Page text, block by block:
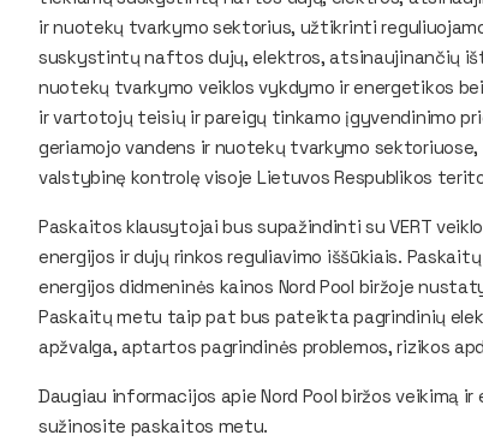
ir nuotekų tvarkymo sektorius, užtikrinti
suskystintų naftos dujų, elektros, atsinaujinančių
nuotekų tvarkymo veiklos vykdymo ir energetikos
ir vartotojų teisių ir pareigų tinkamo įgyvendinimo
geriamojo vandens ir nuotekų tvarkymo
valstybinę kontrolę visoje Lietuvos Respublikos
Paskaitos klausytojai bus supažindinti su VERT
energijos ir dujų rinkos reguliavimo iššūkiais.
energijos didmeninės kainos Nord Pool biržoje
Paskaitų metu taip pat bus pateikta pagrindinių
apžvalga, aptartos pagrindinės problemos, rizikos
Daugiau informacijos apie Nord Pool biržos veikimą
sužinosite paskaitos metu.